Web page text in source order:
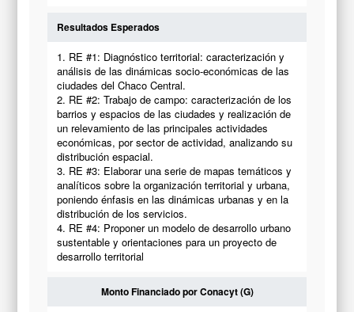
Resultados Esperados
1. RE #1: Diagnóstico territorial: caracterización y
análisis de las dinámicas socio-económicas de las
ciudades del Chaco Central.
2. RE #2: Trabajo de campo: caracterización de los
barrios y espacios de las ciudades y realización de
un relevamiento de las principales actividades
económicas, por sector de actividad, analizando su
distribución espacial.
3. RE #3: Elaborar una serie de mapas temáticos y
analíticos sobre la organización territorial y urbana,
poniendo énfasis en las dinámicas urbanas y en la
distribución de los servicios.
4. RE #4: Proponer un modelo de desarrollo urbano
sustentable y orientaciones para un proyecto de
desarrollo territorial
Monto Financiado por Conacyt (G)